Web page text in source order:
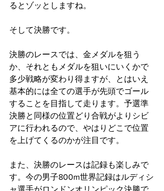
るとゾッとしますね。
そして決勝です。
決勝のレースでは、金メダルを狙う
か、それともメダルを狙いにいくかで
多少戦略が変わり得ますが、とはいえ
基本的には全ての選手が先頭でゴール
することを目指して走ります。予選準
決勝と同様の位置どり合戦がよりシビ
アに行われるので、やはりどこで位置
を上げてくるのかが注目です。
また、決勝のレースは記録も楽しみで
す。今の男子800m世界記録はルディシ
ャ選手がロンドンオリンピック決勝で